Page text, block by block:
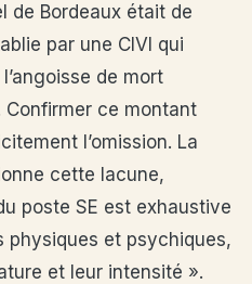
de Bordeaux était de
par une CIVI qui
de mort
ce montant
l’omission. La
cette lacune,
poste SE est exhaustive
physiques et psychiques,
et leur intensité ».